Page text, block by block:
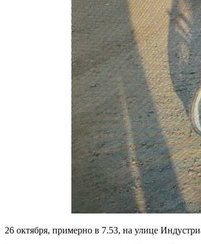
26 октября, примерно в 7.53, на улице